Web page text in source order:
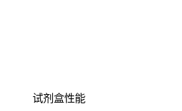
试剂盒性能